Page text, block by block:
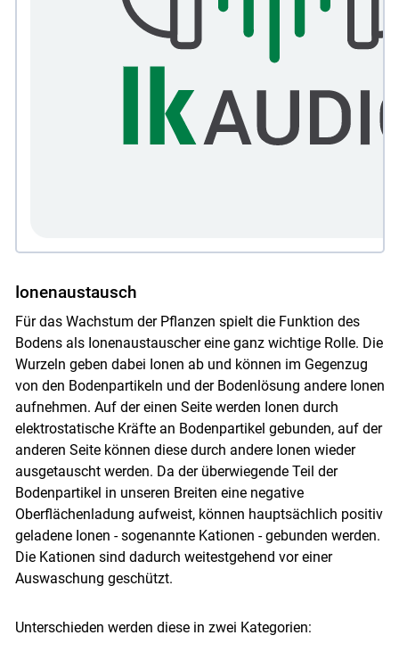
Ionenaustausch
Für das Wachstum der Pflanzen spielt die Funktion des
Bodens als Ionenaustauscher eine ganz wichtige Rolle. Die
Wurzeln geben dabei Ionen ab und können im Gegenzug
von den Bodenpartikeln und der Bodenlösung andere Ionen
aufnehmen. Auf der einen Seite werden Ionen durch
elektrostatische Kräfte an Bodenpartikel gebunden, auf der
anderen Seite können diese durch andere Ionen wieder
ausgetauscht werden. Da der überwiegende Teil der
Bodenpartikel in unseren Breiten eine negative
Oberflächenladung aufweist, können hauptsächlich positiv
geladene Ionen - sogenannte Kationen - gebunden werden.
Die Kationen sind dadurch weitestgehend vor einer
Auswaschung geschützt.
Unterschieden werden diese in zwei Kategorien: